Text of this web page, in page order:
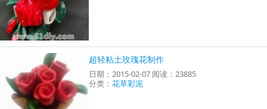
超轻粘土玫瑰花制作
日期：2015-02-07 阅读：23885
分类：花草彩泥